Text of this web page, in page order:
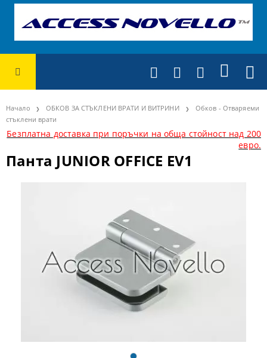
Начало ОБКОВ ЗА СТЪКЛЕНИ ВРАТИ И ВИТРИНИ
Обков - Отваряеми
стъклени врати
Безплатна доставка при поръчки на обща стойност над 200
евро.
Панта JUNIOR OFFICE EV1